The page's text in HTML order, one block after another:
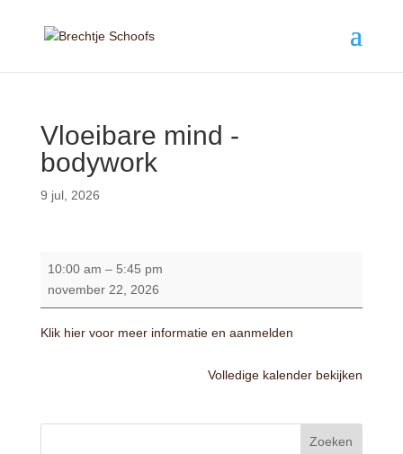
Vloeibare mind -
bodywork
9 jul, 2026
10:00 am – 5:45 pm
november 22, 2026
Klik hier voor meer informatie en aanmelden
Volledige kalender bekijken
Zoeken